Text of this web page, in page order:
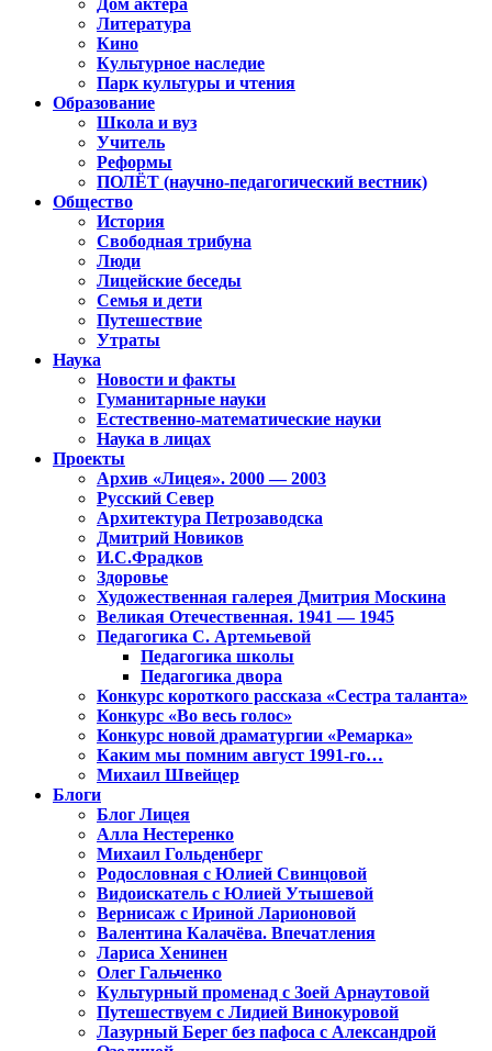
Дом актёра
Литература
Кино
Культурное наследие
Парк культуры и чтения
Образование
Школа и вуз
Учитель
Реформы
ПОЛЁТ (научно-педагогический вестник)
Общество
История
Свободная трибуна
Люди
Лицейские беседы
Семья и дети
Путешествие
Утраты
Наука
Новости и факты
Гуманитарные науки
Естественно-математические науки
Наука в лицах
Проекты
Архив «Лицея». 2000 — 2003
Русский Север
Архитектура Петрозаводска
Дмитрий Новиков
И.С.Фрадков
Здоровье
Художественная галерея Дмитрия Москина
Великая Отечественная. 1941 — 1945
Педагогика С. Артемьевой
Педагогика школы
Педагогика двора
Конкурс короткого рассказа «Сестра таланта»
Конкурс «Во весь голос»
Конкурс новой драматургии «Ремарка»
Каким мы помним август 1991-го…
Михаил Швейцер
Блоги
Блог Лицея
Алла Нестеренко
Михаил Гольденберг
Родословная с Юлией Свинцовой
Видоискатель с Юлией Утышевой
Вернисаж с Ириной Ларионовой
Валентина Калачёва. Впечатления
Лариса Хенинен
Олег Гальченко
Культурный променад с Зоей Арнаутовой
Путешествуем с Лидией Винокуровой
Лазурный Берег без пафоса с Александрой